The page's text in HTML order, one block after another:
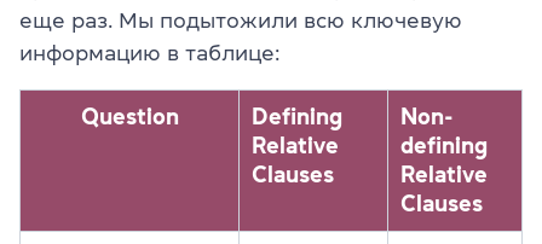
еще раз. Мы подытожили всю ключевую
информацию в таблице:
Question
Defining
Relative
Clauses
Non-
defining
Relative
Clauses